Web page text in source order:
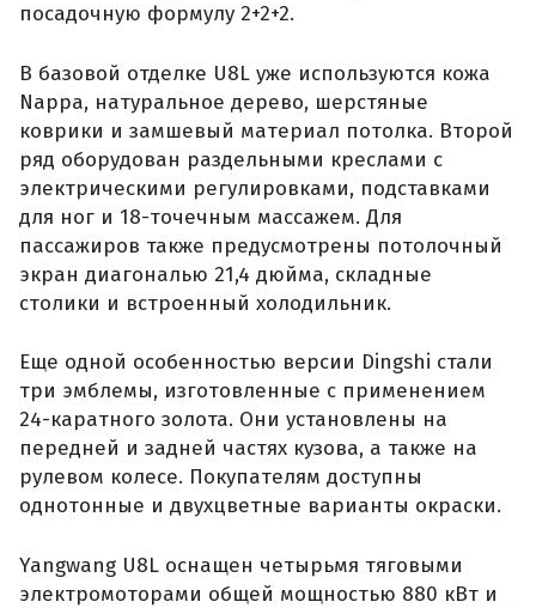
посадочную формулу 2+2+2.
В базовой отделке U8L уже используются кожа
Nappa, натуральное дерево, шерстяные
коврики и замшевый материал потолка. Второй
ряд оборудован раздельными креслами с
электрическими регулировками, подставками
для ног и 18-точечным массажем. Для
пассажиров также предусмотрены потолочный
экран диагональю 21,4 дюйма, складные
столики и встроенный холодильник.
Еще одной особенностью версии Dingshi стали
три эмблемы, изготовленные с применением
24-каратного золота. Они установлены на
передней и задней частях кузова, а также на
рулевом колесе. Покупателям доступны
однотонные и двухцветные варианты окраски.
Yangwang U8L оснащен четырьмя тяговыми
электромоторами общей мощностью 880 кВт и